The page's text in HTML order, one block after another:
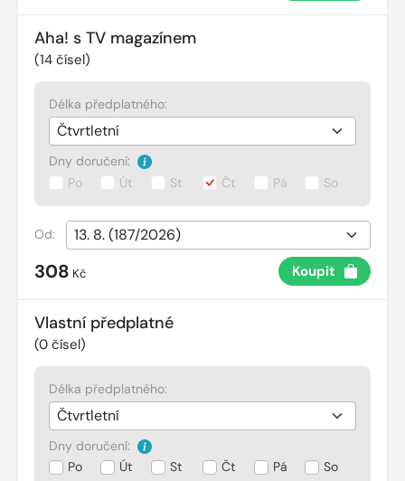
Aha! s TV magazínem
(14 čísel)
Délka předplatného:
Dny doručení:
Po
Út St Čt Pá So
Od:
308 Kč Koupit
Vlastní předplatné
(0 čísel)
Délka předplatného:
Dny doručení:
Po
Út St Čt Pá So